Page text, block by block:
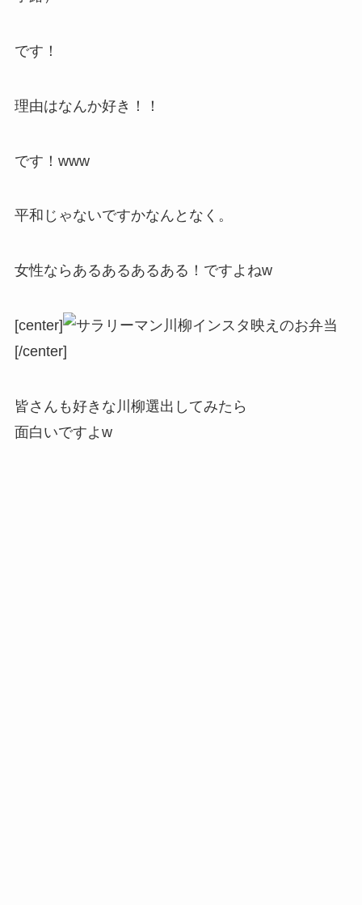
です！
理由はなんか好き！！
です！www
平和じゃないですかなんとなく。
女性ならあるあるあるある！ですよねw
[center]
[/center]
皆さんも好きな川柳選出してみたら
面白いですよw